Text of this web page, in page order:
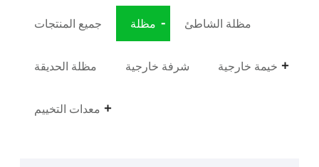
جميع المنتجات مظلة مظلة الشاطئ
مظلة الحديقة شرفة خارجية خيمة خارجية
معدات التخييم